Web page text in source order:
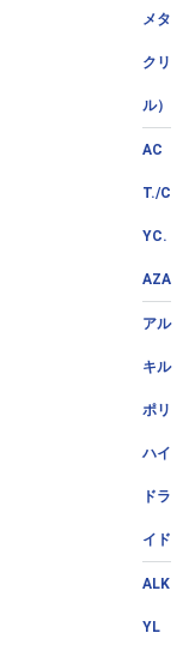
メタ
クリ
ル）
AC
T./C
YC.
AZA
アル
キル
ポリ
ハイ
ドラ
イド
ALK
YL